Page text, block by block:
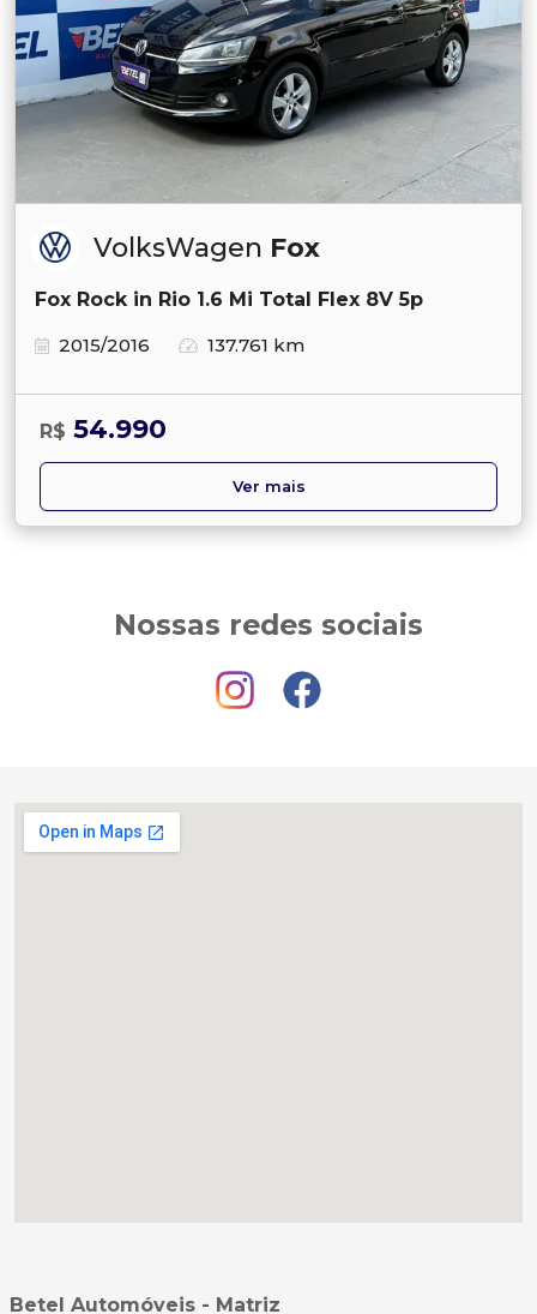
VolksWagen Fox
Fox Rock in Rio 1.6 Mi Total Flex 8V 5p
2015/2016
137.761 km
R$ 54.990
Ver mais
Nossas redes sociais
Betel Automóveis - Matriz